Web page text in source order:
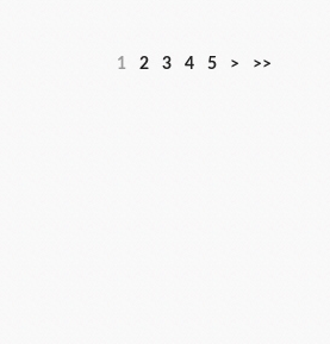
1 2 3 4 5 > >>